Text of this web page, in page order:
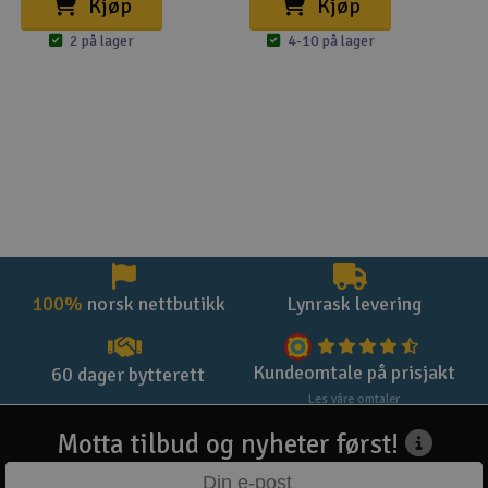
Kjøp
2 på lager
Kjøp
4-10 på lager
100% norsk nettbutikk Lynrask levering
60 dager bytterett Kundeomtale på prisjakt
Les våre omtaler
Motta tilbud og nyheter først!